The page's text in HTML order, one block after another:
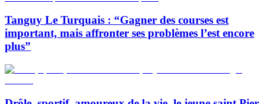
Tanguy Le Turquais : “Gagner des courses est
important, mais affronter ses problèmes l’est encore
plus”